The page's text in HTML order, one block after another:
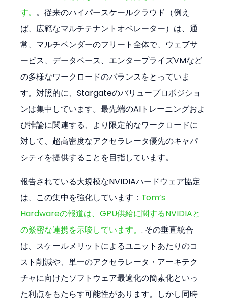
す。 。従来のハイパースケールクラウド（例え
ば、広範なマルチテナントオペレーター）は、通
常、マルチベンダーのフリート全体で、ウェブサ
ービス、データベース、エンタープライズVMなど
の多様なワークロードのバランスをとっていま
す。対照的に、Stargateのバリュープロポジショ
ンは集中しています。最先端のAIトレーニングおよ
び推論に関連する、より限定的なワークロードに
対して、超高密度なアクセラレータ優先のキャパ
シティを提供することを目指しています。
報告されている大規模なNVIDIAハードウェア協定
は、この集中を強化しています： Tom’s
Hardwareの報道は、GPU供給に関するNVIDIAと
の緊密な連携を示唆しています。. その垂直統合
は、スケールメリットによるユニットあたりのコ
スト削減や、単一のアクセラレータ・アーキテク
チャに向けたソフトウェア最適化の簡素化といっ
た利点をもたらす可能性があります。しかし同時